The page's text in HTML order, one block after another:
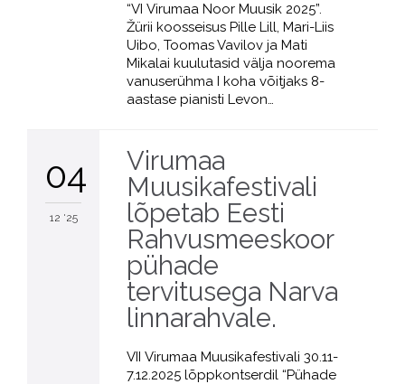
“VI Virumaa Noor Muusik 2025”.
Žürii koosseisus Pille Lill, Mari-Liis
Uibo, Toomas Vavilov ja Mati
Mikalai kuulutasid välja noorema
vanuserühma I koha võitjaks 8-
aastase pianisti Levon…
04
12 '25
Virumaa
Muusikafestivali
lõpetab Eesti
Rahvusmeeskoor
pühade
tervitusega Narva
linnarahvale.
VII Virumaa Muusikafestivali 30.11-
7.12.2025 lõppkontserdil “Pühade